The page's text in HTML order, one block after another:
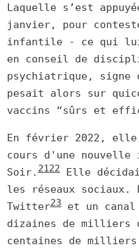
Laquelle s’est
janvier, pour
infantile - ce qui lui
en conseil de
psychiatrique, signe
pesait alors sur
vaccins “sûrs et
En février 2022,
cours d'une nouvelle
Soir. 2122
Elle
les réseaux sociaux.
Twitter23 et un canal
dizaines de milliers
centaines de